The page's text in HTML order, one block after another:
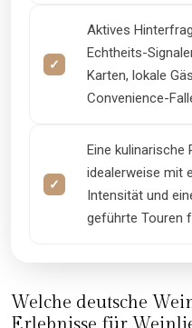
Aktives
Echtheits-
Karten, lokale
Convenience-
Eine kulinarische
idealerweise mit
Intensität und
geführte Touren
Welche deutsche